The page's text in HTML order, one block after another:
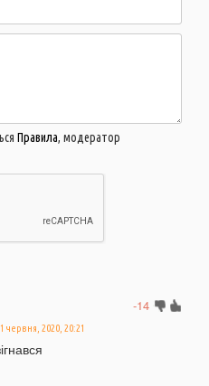
Правила, модератор
-14
червня, 2020, 20:21